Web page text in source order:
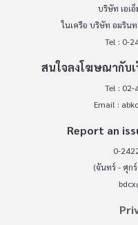
บริษัท เอเ
ในเครือ บริษัท อมริน
Tel : 0-
สนใจลงโฆษณากับเ
Tel :
Email :
Report an
0-
(จันทร์ - ศุก